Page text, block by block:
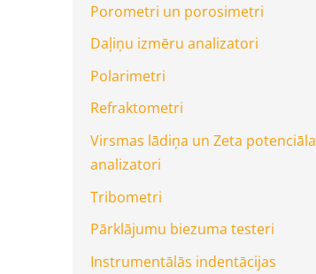
Porometri un porosimetri
Daļiņu izmēru analizatori
Polarimetri
Refraktometri
Virsmas lādiņa un Zeta potenciāla
analizatori
Tribometri
Pārklājumu biezuma testeri
Instrumentālās indentācijas